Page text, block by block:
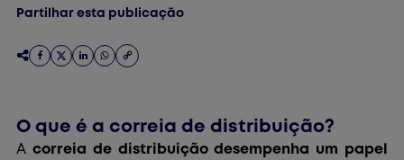
Partilhar esta publicação
O que é a correia de distribuição?
A correia de distribuição desempenha um papel